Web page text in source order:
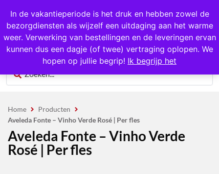
In de vakantieperiode is het druk en hebben zowel de
bezorgdiensten als wijzelf een uitdaging aan het warme
weer. Verwerking van bestellingen en de leveringen ervan
kunnen dus een dagje (of twee) vertraging oplopen. We
hopen op jullie begrip! Ik begrijp het
1000+ producten op voorraad
0
Home
Producten
Aveleda Fonte – Vinho Verde Rosé | Per fles
Aveleda Fonte – Vinho Verde
Rosé | Per fles